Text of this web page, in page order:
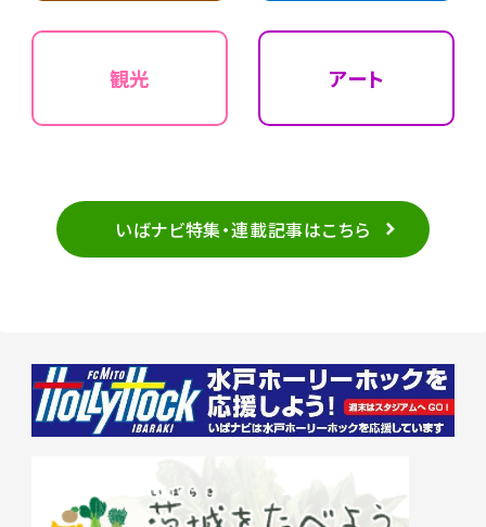
観光 アート
いばナビ特集・連載記事はこちら